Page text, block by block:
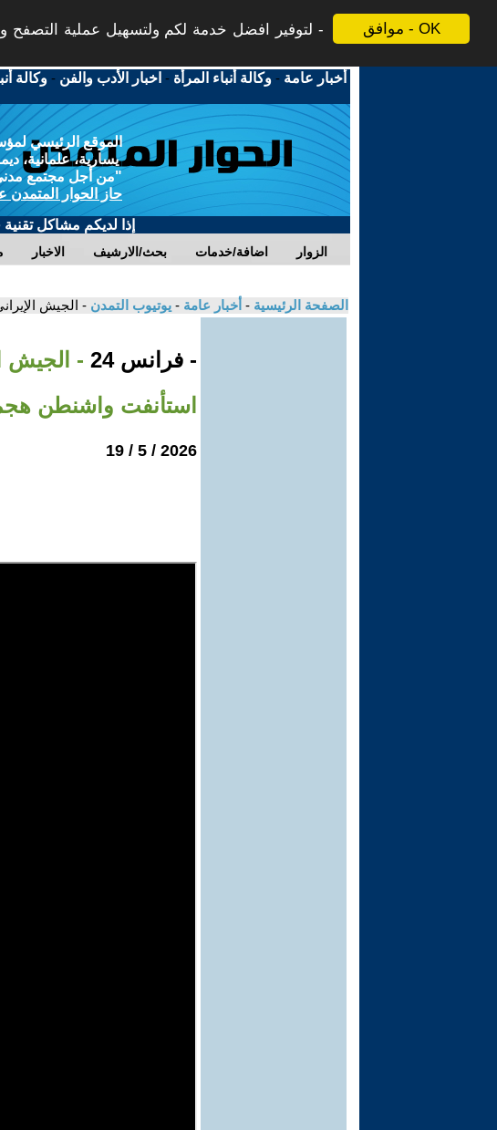
موافق - OK
لتوفير افضل خدمة لكم ولتسهيل عملية التصفح
أخبار عامة -وكالة أنباء المرأة - اخبار الأدب والفن -وكالة
الموقع الرئيسي
يسارية، علمانية،
"من أجل مجتمع مدني
حاز الحوار المتمدن
إذا لديكم مشاكل
الاخبار بحث/الارشيف اضافة/خدمات الزوار
الصفحة الرئيسية - أخبار عامة - يوتيوب التمدن - الجيش
- فرانس 24
- الجيش
استأنفت واشنطن
2026 / 5 / 19